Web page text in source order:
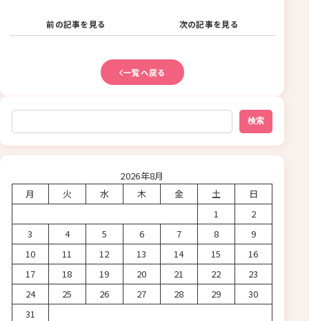
前の記事を見る 次の記事を見る
一覧へ戻る
検索
検索
2026年8月
月
火 水 木 金 土
日
1
2
3
4 5 6 7 8
9
10
11 12 13 14 15
16
17
18 19 20 21 22
23
24
25 26 27 28 29
30
31